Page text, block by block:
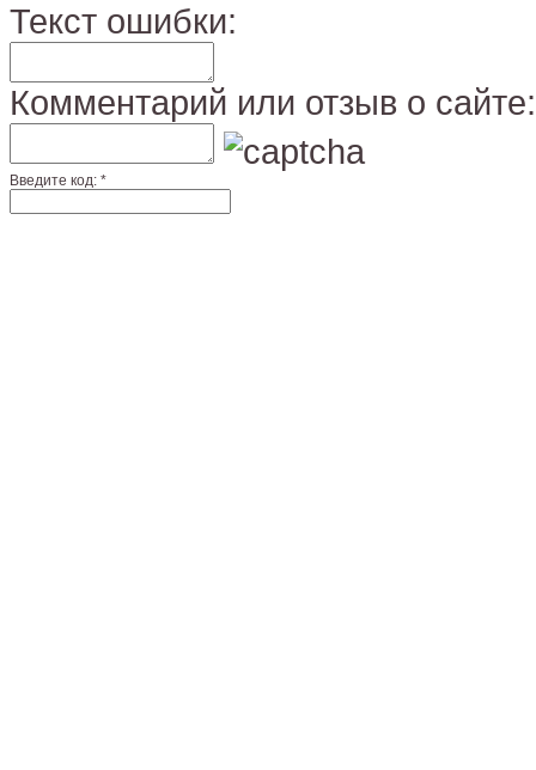
Текст ошибки:
Комментарий или отзыв о сайте:
Введите код: *